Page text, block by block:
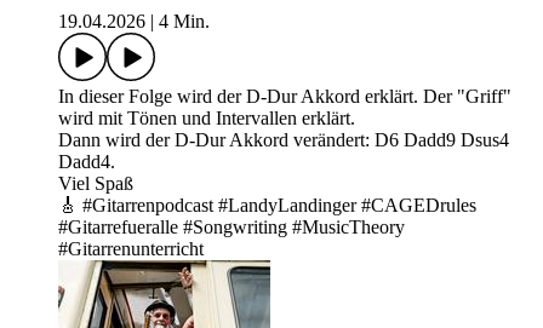
19.04.2026 4 Min.
In dieser Folge wird der D-Dur Akkord erklärt. Der "Griff"
wird mit Tönen und Intervallen erklärt.
Dann wird der D-Dur Akkord verändert: D6 Dadd9 Dsus4
Dadd4.
Viel Spaß
🎸 #Gitarrenpodcast #LandyLandinger #CAGEDrules
#Gitarrefueralle #Songwriting #MusicTheory
#Gitarrenunterricht